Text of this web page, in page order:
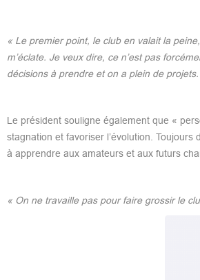
« Le premier point, le club en valait la
m’éclate. Je veux dire, ce n’est pas
décisions à prendre et on a plein de
Le président souligne également que «
stagnation et favoriser l’évolution.
à apprendre aux amateurs et aux futurs
« On ne travaille pas pour faire grossir le